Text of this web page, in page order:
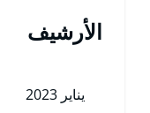
الأرشيف
يناير 2023